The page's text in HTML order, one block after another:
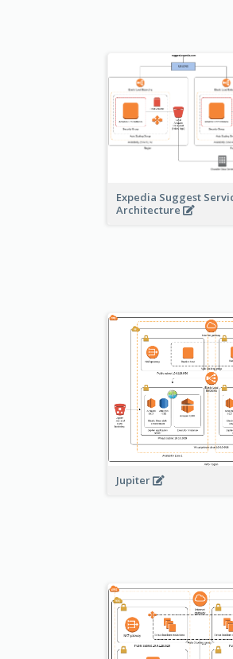
Expedia Suggest
Architecture
Jupiter